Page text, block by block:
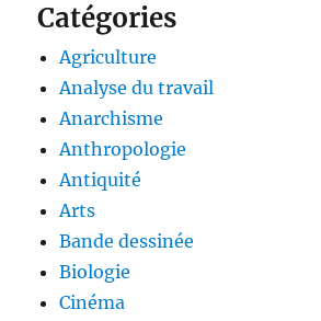
Catégories
Agriculture
Analyse du travail
Anarchisme
Anthropologie
Antiquité
Arts
Bande dessinée
Biologie
Cinéma